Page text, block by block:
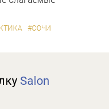
#СОЧИ
Salon